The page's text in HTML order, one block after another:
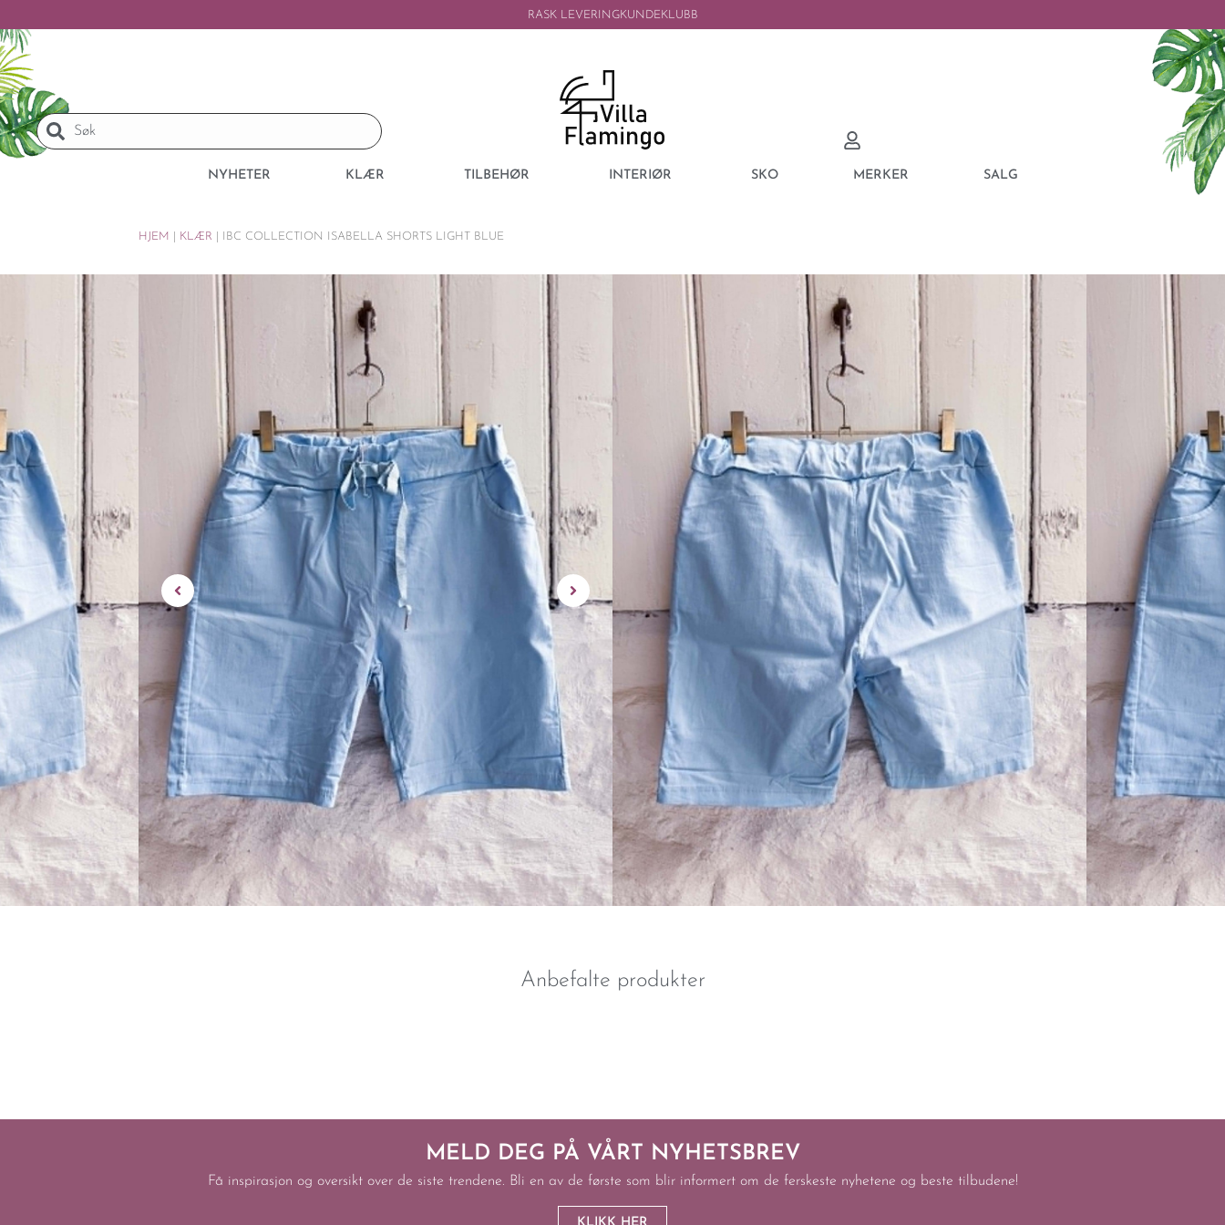
RASK LEVERINGKUNDEKLUBB
NYHETER KLÆR TILBEHØR INTERIØR SKO MERKER SALG
HJEM KLÆR IBC COLLECTION ISABELLA SHORTS LIGHT BLUE
IBC COLLECTION
IBC COLLECTION ISABELLA
SHORTS LIGHT BLUE
699,00
Dette produktet er dessverre utsolgt og ikke lenger
tilgjengelig for kjop.
Dette er den perfekte shortsen for sol og sommer. Masse stretch,
lommer, snøring i livet og strikk i livet.
Denne shortsen er bare så god på!
Lengden på shortsen: 48 cm
Livet utstrakt: 51 cm
One Size – Passer fra en 34-42 ca ( da den kan strammes inn med
snøringen i livet)
rask levering | enkel retur
Utsolgt
Anbefalte produkter
MELD DEG PÅ VÅRT NYHETSBREV
Få inspirasjon og oversikt over de siste trendene. Bli en av de første som blir informert om de ferskeste nyhetene og beste tilbudene!